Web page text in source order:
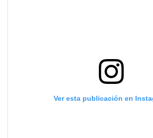
Ver esta publicación en